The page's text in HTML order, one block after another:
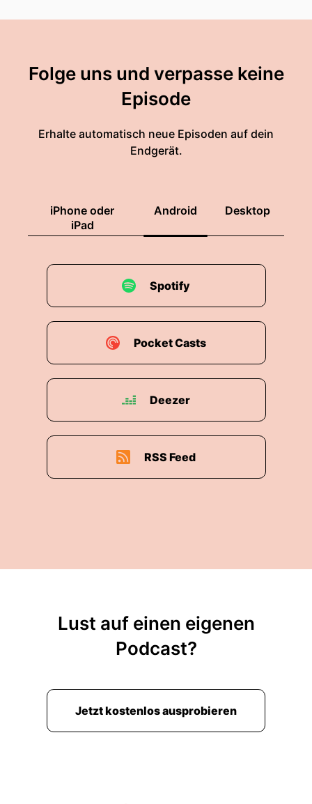
Folge uns und verpasse keine
Episode
Erhalte automatisch neue Episoden auf dein
Endgerät.
iPhone oder
iPad
Android Desktop
Spotify
Pocket Casts
Deezer
RSS Feed
Lust auf einen eigenen
Podcast?
Jetzt kostenlos ausprobieren